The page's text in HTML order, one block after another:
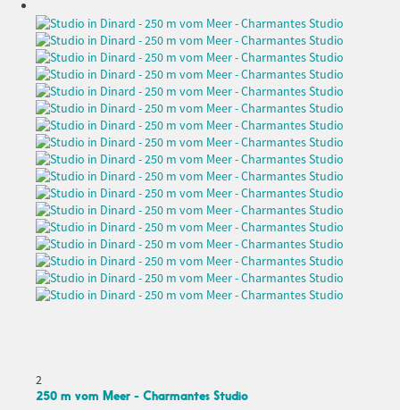
2
250 m vom Meer - Charmantes Studio